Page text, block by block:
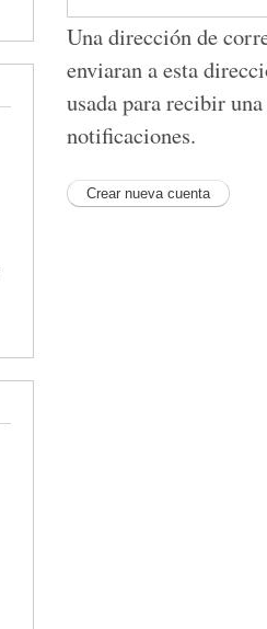
Una dirección de
enviaran a esta
usada para recibir
notificaciones.